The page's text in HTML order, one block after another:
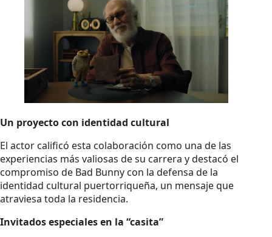
Un proyecto con identidad cultural
El actor calificó esta colaboración como una de las
experiencias más valiosas de su carrera y destacó el
compromiso de Bad Bunny con la defensa de la
identidad cultural puertorriqueña, un mensaje que
atraviesa toda la residencia.
Invitados especiales en la “casita”